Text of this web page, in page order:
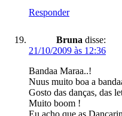
Responder
Bruna disse:
21/10/2009 às 12:36
Bandaa Maraa..!
Nuus muito boa a
Gosto das danças, das
Muito boom !
Eu acho que as